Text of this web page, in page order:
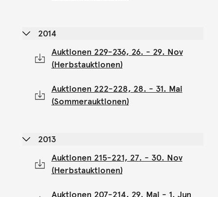
2014
Auktionen 229-236, 26. - 29. Nov
(Herbstauktionen)
Auktionen 222-228, 28. - 31. Mai
(Sommerauktionen)
2013
Auktionen 215-221, 27. - 30. Nov
(Herbstauktionen)
Auktionen 207-214, 29. Mai - 1. Jun